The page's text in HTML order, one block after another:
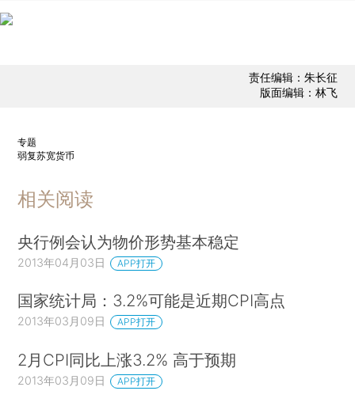
责任编辑：朱长征
版面编辑：林飞
专题
弱复苏宽货币
相关阅读
央行例会认为物价形势基本稳定
2013年04月03日 APP打开
国家统计局：3.2%可能是近期CPI高点
2013年03月09日 APP打开
2月CPI同比上涨3.2% 高于预期
2013年03月09日 APP打开